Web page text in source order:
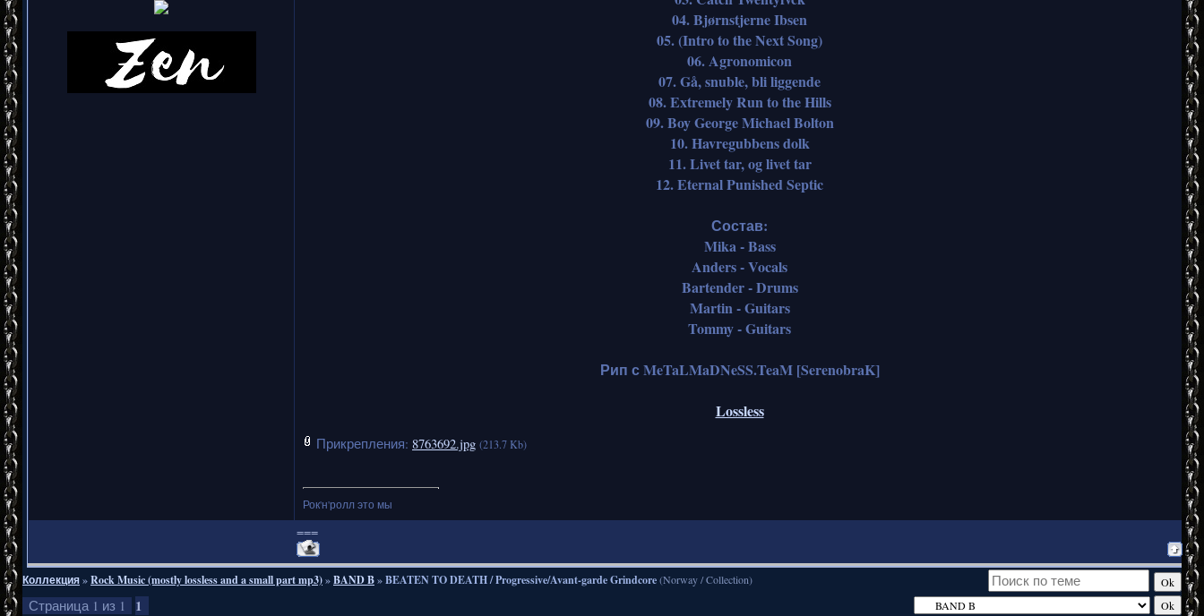
04. Bjørnstjerne Ibsen
05. (Intro to the Next Song)
06. Agronomicon
07. Gå, snuble, bli liggende
08. Extremely Run to the Hills
09. Boy George Michael Bolton
10. Havregubbens dolk
11. Livet tar, og livet tar
12. Eternal Punished Septic
Состав:
Mika - Bass
Anders - Vocals
Bartender - Drums
Martin - Guitars
Tommy - Guitars
Рип с MeTaLMaDNeSS.TeaM [SerenobraK]
Lossless
Прикрепления: 8763692.jpg (213.7 Kb)
Рок'н'ролл это мы
===
Коллекция»Rock Music (mostly lossless and a small part mp3)»BAND B»BEATEN TO DEATH / Progressive/Avant-garde Grindcore(Norway / Collection)
Страница 1 из 1 1